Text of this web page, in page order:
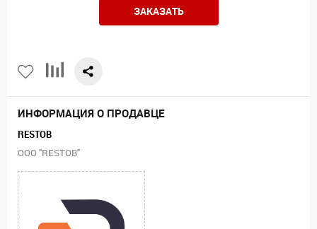
ЗАКАЗАТЬ
ИНФОРМАЦИЯ О ПРОДАВЦЕ
RESTOB
ООО "RESTOB"